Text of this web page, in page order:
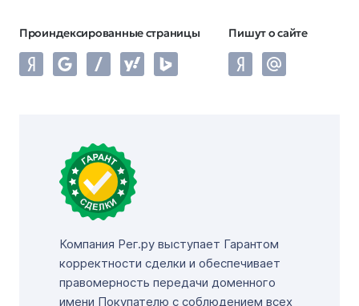
Проиндексированные страницы Пишут о сайте
Компания Рег.ру выступает Гарантом
корректности сделки и обеспечивает
правомерность передачи доменного
имени Покупателю с соблюдением всех